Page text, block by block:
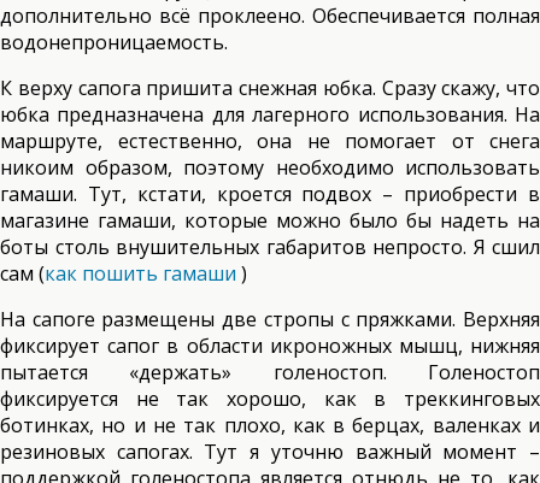
дополнительно всё проклеено. Обеспечивается полная
водонепроницаемость.
К верху сапога пришита снежная юбка. Сразу скажу, что
юбка предназначена для лагерного использования. На
маршруте, естественно, она не помогает от снега
никоим образом, поэтому необходимо использовать
гамаши. Тут, кстати, кроется подвох – приобрести в
магазине гамаши, которые можно было бы надеть на
боты столь внушительных габаритов непросто. Я сшил
сам (как пошить гамаши )
На сапоге размещены две стропы с пряжками. Верхняя
фиксирует сапог в области икроножных мышц, нижняя
пытается «держать» голеностоп. Голеностоп
фиксируется не так хорошо, как в треккинговых
ботинках, но и не так плохо, как в берцах, валенках и
резиновых сапогах. Тут я уточню важный момент –